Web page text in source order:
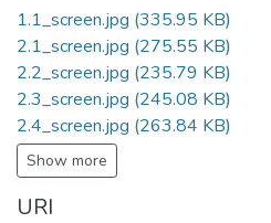
1.1_screen.jpg (335.95 KB)
2.1_screen.jpg (275.55 KB)
2.2_screen.jpg (235.79 KB)
2.3_screen.jpg (245.08 KB)
2.4_screen.jpg (263.84 KB)
Show more
URI